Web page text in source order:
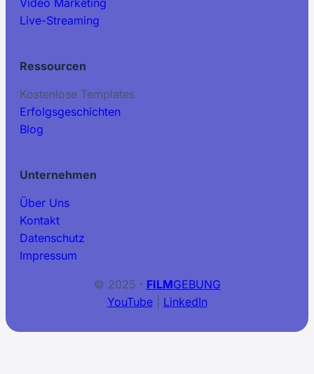
Video Marketing
Live-Streaming
Ressourcen
Kostenlose Templates
Erfolgsgeschichten
Blog
Unternehmen
Über Uns
Kontakt
Datenschutz
Impressum
© 2025 · FILMGEBUNG
YouTube| LinkedIn